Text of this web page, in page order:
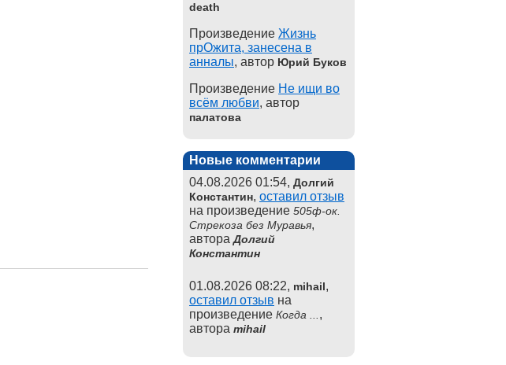
death
Произведение Жизнь
прОжита, занесена в
анналы, автор Юрий Буков
Произведение Не ищи во
всём любви, автор
палатова
Новые комментарии
04.08.2026 01:54, Долгий
Константин, оставил отзыв
на произведение 505ф-ок.
Стрекоза без Муравья,
автораДолгий
Константин
01.08.2026 08:22, mihail,
оставил отзыв на
произведение Когда ... ,
автора mihail